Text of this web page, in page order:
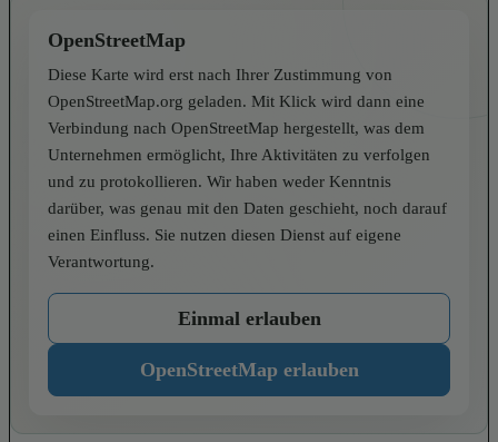
OpenStreetMap
Diese Karte wird erst nach Ihrer Zustimmung von
OpenStreetMap.org geladen. Mit Klick wird dann eine
Verbindung nach OpenStreetMap hergestellt, was dem
Unternehmen ermöglicht, Ihre Aktivitäten zu verfolgen
und zu protokollieren. Wir haben weder Kenntnis
darüber, was genau mit den Daten geschieht, noch darauf
einen Einfluss. Sie nutzen diesen Dienst auf eigene
Verantwortung.
Einmal erlauben
OpenStreetMap erlauben